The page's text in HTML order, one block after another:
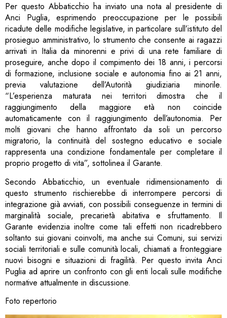
Per questo Abbaticchio ha inviato una nota al presidente di
Anci Puglia, esprimendo preoccupazione per le possibili
ricadute delle modifiche legislative, in particolare sull’istituto del
prosieguo amministrativo, lo strumento che consente ai ragazzi
arrivati in Italia da minorenni e privi di una rete familiare di
proseguire, anche dopo il compimento dei 18 anni, i percorsi
di formazione, inclusione sociale e autonomia fino ai 21 anni,
previa valutazione dell’Autorità giudiziaria minorile.
“L’esperienza maturata nei territori dimostra che il
raggiungimento della maggiore età non coincide
automaticamente con il raggiungimento dell’autonomia. Per
molti giovani che hanno affrontato da soli un percorso
migratorio, la continuità del sostegno educativo e sociale
rappresenta una condizione fondamentale per completare il
proprio progetto di vita”, sottolinea il Garante.
Secondo Abbaticchio, un eventuale ridimensionamento di
questo strumento rischierebbe di interrompere percorsi di
integrazione già avviati, con possibili conseguenze in termini di
marginalità sociale, precarietà abitativa e sfruttamento. Il
Garante evidenzia inoltre come tali effetti non ricadrebbero
soltanto sui giovani coinvolti, ma anche sui Comuni, sui servizi
sociali territoriali e sulle comunità locali, chiamati a fronteggiare
nuovi bisogni e situazioni di fragilità. Per questo invita Anci
Puglia ad aprire un confronto con gli enti locali sulle modifiche
normative attualmente in discussione.
Foto repertorio